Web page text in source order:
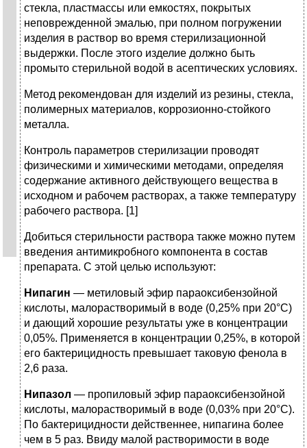
стекла, пластмассы или емкостях, покрытых
неповрежденной эмалью, при полном погружении
изделия в раствор во время стерилизационной
выдержки. После этого изделие должно быть
промыто стерильной водой в асептических условиях.
Метод рекомендован для изделий из резины, стекла,
полимерных материалов, коррозионно-стойкого
металла.
Контроль параметров стерилизации проводят
физическими и химическими методами, определяя
содержание активного действующего вещества в
исходном и рабочем растворах, а также температуру
рабочего раствора. [1]
Добиться стерильности раствора также можно путем
введения антимикробного компонента в состав
препарата. С этой целью используют:
Нипагин — метиловый эфир параоксибензойной
кисло­ты, малорастворимый в воде (0,25% при 20°С)
и дающий хоро­шие результаты уже в концентрации
0,05%. Применяется в концентрации 0,25%, в которой
его бактерицидность превы­шает таковую фенола в
2,6 раза.
Нипазол — пропиловый эфир параоксибензойной
кисло­ты, малорастворимый в воде (0,03% при 20°С).
По бактерицидности действеннее, нипагина более
чем в 5 раз. Ввиду малой растворимости в воде